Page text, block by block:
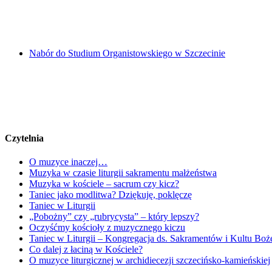
Nabór do Studium Organistowskiego w Szczecinie
Czytelnia
O muzyce inaczej…
Muzyka w czasie liturgii sakramentu małżeństwa
Muzyka w kościele – sacrum czy kicz?
Taniec jako modlitwa? Dziękuję, poklęczę
Taniec w Liturgii
„Pobożny” czy „rubrycysta” – który lepszy?
Oczyśćmy kościoły z muzycznego kiczu
Taniec w Liturgii – Kongregacja ds. Sakramentów i Kultu
Co dalej z łaciną w Kościele?
O muzyce liturgicznej w archidiecezji szczecińsko-kamieńskiej